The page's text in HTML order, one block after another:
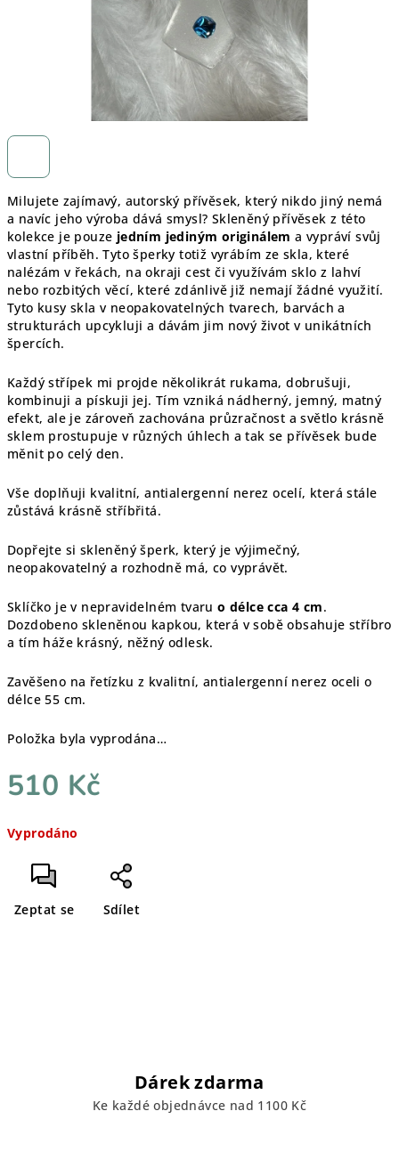
Milujete zajímavý, autorský přívěsek, který nikdo jiný nemá
a navíc jeho výroba dává smysl? Skleněný přívěsek z této
kolekce je pouze jedním jediným originálem a vypráví svůj
vlastní příběh. Tyto šperky totiž vyrábím ze skla, které
nalézám v řekách, na okraji cest či využívám sklo z lahví
nebo rozbitých věcí, které zdánlivě již nemají žádné využití.
Tyto kusy skla v neopakovatelných tvarech, barvách a
strukturách upcykluji a dávám jim nový život v unikátních
špercích.
Každý střípek mi projde několikrát rukama, dobrušuji,
kombinuji a pískuji jej. Tím vzniká nádherný, jemný, matný
efekt, ale je zároveň zachována průzračnost a světlo krásně
sklem prostupuje v různých úhlech a tak se přívěsek bude
měnit po celý den.
Vše doplňuji kvalitní, antialergenní nerez ocelí, která stále
zůstává krásně stříbřitá.
Dopřejte si skleněný šperk, který je výjimečný,
neopakovatelný a rozhodně má, co vyprávět.
Sklíčko je v nepravidelném tvaruo délce cca 4 cm.
Dozdobeno skleněnou kapkou, která v sobě obsahuje stříbro
a tím háže krásný, něžný odlesk.
Zavěšeno na řetízku z kvalitní, antialergenní nerez oceli o
délce 55 cm.
Položka byla vyprodána…
510 Kč
cena:
Vyprodáno
Zeptat se Sdílet
Dárek zdarma
Ke každé objednávce nad 1100 Kč